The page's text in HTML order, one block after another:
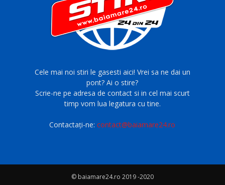
Cele mai noi stiri le gasesti aici! Vrei sa ne dai un
pont? Ai o stire?
Scrie-ne pe adresa de contact si in cel mai scurt
timp vom lua legatura cu tine.
Contactați-ne:contact@baiamare24.ro
© baiamare24.ro 2019 -2020